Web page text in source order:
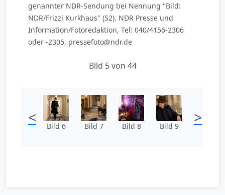
genannter NDR-Sendung bei Nennung "Bild:
NDR/Frizzi Kurkhaus" (S2). NDR Presse und
Information/Fotoredaktion, Tel: 040/4156-2306
oder -2305, pressefoto@ndr.de
Bild 5 von 44
< Bild 6 Bild 7 Bild 8 Bild 9 >